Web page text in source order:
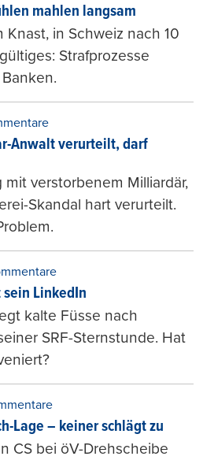
mahlen langsam
Knast, in Schweiz nach 10
Strafprozesse
Anwalt verurteilt, darf
verstorbenem Milliardär,
Skandal hart verurteilt.
sein LinkedIn
kalte Füsse nach
SRF-Sternstunde. Hat
Lage – keiner schlägt zu
CS bei öV-Drehscheibe